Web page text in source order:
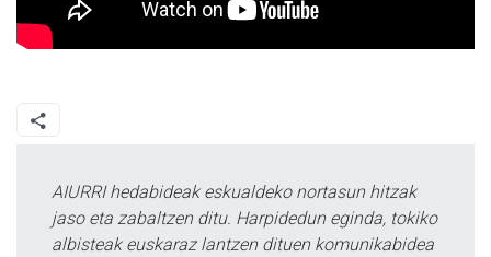
AIURRI hedabideak eskualdeko nortasun hitzak
jaso eta zabaltzen ditu. Harpidedun eginda, tokiko
albisteak euskaraz lantzen dituen komunikabidea